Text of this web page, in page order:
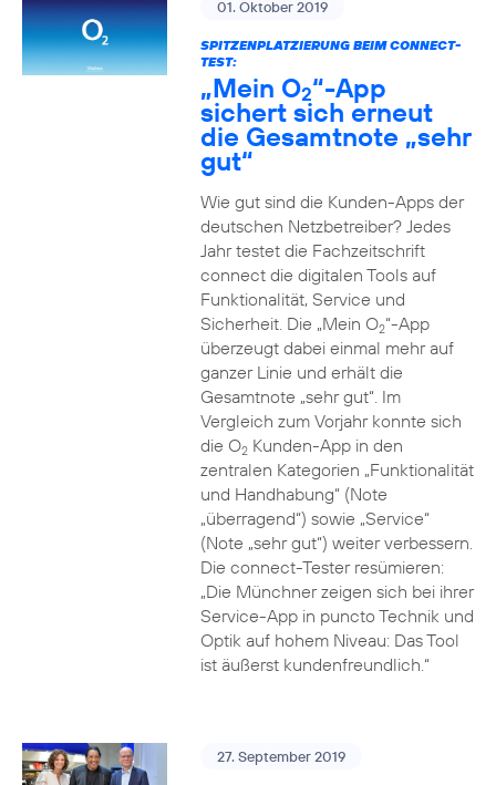
01. Oktober 2019
SPITZENPLATZIERUNG BEIM CONNECT-
TEST:
„Mein O2“-App
sichert sich erneut
die Gesamtnote „sehr
gut“
Wie gut sind die Kunden-Apps der
deutschen Netzbetreiber? Jedes
Jahr testet die Fachzeitschrift
connect die digitalen Tools auf
Funktionalität, Service und
Sicherheit. Die „Mein O2“-App
überzeugt dabei einmal mehr auf
ganzer Linie und erhält die
Gesamtnote „sehr gut“. Im
Vergleich zum Vorjahr konnte sich
die O2Kunden-App in den
zentralen Kategorien „Funktionalität
und Handhabung“ (Note
„überragend“) sowie „Service“
(Note „sehr gut“) weiter verbessern.
Die connect-Tester resümieren:
„Die Münchner zeigen sich bei ihrer
Service-App in puncto Technik und
Optik auf hohem Niveau: Das Tool
ist äußerst kundenfreundlich.“
27. September 2019